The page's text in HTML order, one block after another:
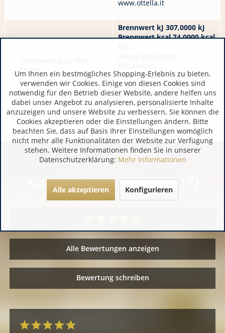
www.ottella.it
100ml:
Brennwert kJ 307,0000 kJ
Brennwert kcal 74,0000 kcal
Kohlenhydrate 0,8000 g
davon Zucker 0,2000 g
Eiweiß_1 0,1000 g
Salz 0,1000 g
Kundenbewertungen (7)
Alle Bewertungen anzeigen
Bewertung schreiben
Um Ihnen ein bestmögliches Shopping-Erlebnis zu bieten,
verwenden wir Cookies. Einige von diesen Cookies sind
notwendig für den Betrieb dieser Website, andere helfen uns
dabei unser Angebot zu analysieren, personalisierte Inhalte
anzuzeigen und unsere Website zu verbessern. Sie können die
Cookies akzeptieren oder die Einstellungen ändern. Bitte
beachten Sie, dass auf Basis Ihrer Einstellungen womöglich
nicht mehr alle Funktionalitäten der Website zur Verfügung
stehen. Weitere Informationen finden Sie in unserer
Datenschutzerklärung: Mehr Informationen
Alle akzeptieren Konfigurieren